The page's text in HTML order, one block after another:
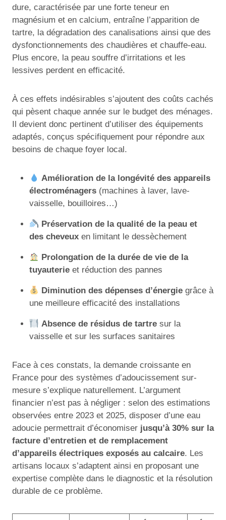
dure, caractérisée par une forte teneur en
magnésium et en calcium, entraîne l’apparition de
tartre, la dégradation des canalisations ainsi que des
dysfonctionnements des chaudières et chauffe-eau.
Plus encore, la peau souffre d’irritations et les
lessives perdent en efficacité.
À ces effets indésirables s’ajoutent des coûts cachés
qui pèsent chaque année sur le budget des ménages.
Il devient donc pertinent d’utiliser des équipements
adaptés, conçus spécifiquement pour répondre aux
besoins de chaque foyer local.
Amélioration de la longévité des appareils
électroménagers (machines à laver, lave-
vaisselle, bouilloires…)
Préservation de la qualité de la peau et
des cheveux en limitant le dessèchement
Prolongation de la durée de vie de la
tuyauterie et réduction des pannes
Diminution des dépenses d’énergie grâce à
une meilleure efficacité des installations
Absence de résidus de tartre sur la
vaisselle et sur les surfaces sanitaires
Face à ces constats, la demande croissante en
France pour des systèmes d’adoucissement sur-
mesure s’explique naturellement. L’argument
financier n’est pas à négliger : selon des estimations
observées entre 2023 et 2025, disposer d’une eau
adoucie permettrait d’économiser jusqu’à 30% sur la
facture d’entretien et de remplacement
d’appareils électriques exposés au calcaire. Les
artisans locaux s’adaptent ainsi en proposant une
expertise complète dans le diagnostic et la résolution
durable de ce problème.